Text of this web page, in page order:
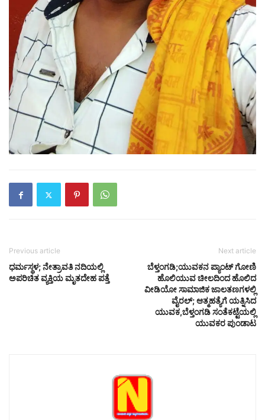
Previous article
ಧರ್ಮಸ್ಥಳ; ನೇತ್ರಾವತಿ ನದಿಯಲ್ಲಿ
ಅಪರಿಚಿತ ವ್ಯಕ್ತಿಯ ಮೃತದೇಹ ಪತ್ತೆ
Next article
ಬೆಳ್ತಂಗಡಿ;ಯುವಕನ ಪ್ಯಾಂಟ್ ಗೋಣಿ
ಹೊಲಿಯುವ ಚೀಲದಿಂದ ಹೊಲಿದ
ವೀಡಿಯೋ ಸಾಮಾಜಿಕ ಜಾಲತಣಗಳಲ್ಲಿ
ವೈರಲ್; ಆತ್ಮಹತ್ಯೆಗೆ ಯತ್ನಿಸಿದ
ಯುವಕ,ಬೆಳ್ತಂಗಡಿ ಸಂತೆಕಟ್ಟೆಯಲ್ಲಿ
ಯುವಕರ ಪುಂಡಾಟ